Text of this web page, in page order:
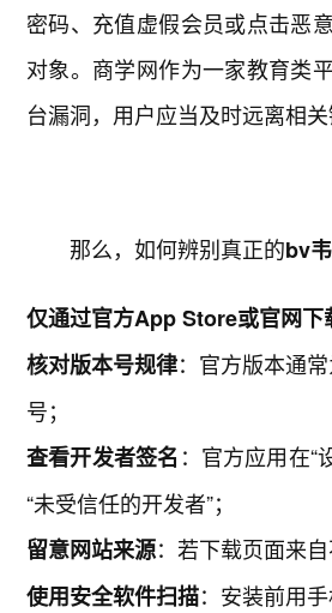
密码、充值虚假会员或点击恶
对象。商学网作为一家教育类
台漏洞，用户应当及时远离相关
那么，如何辨别真正的bv
仅通过官方App Store或官网下
核对版本号规律：官方版本通
号；
查看开发者签名 ：官方应用在
“未受信任的开发者”；
留意网站来源：若下载页面来
使用安全软件扫描：安装前用